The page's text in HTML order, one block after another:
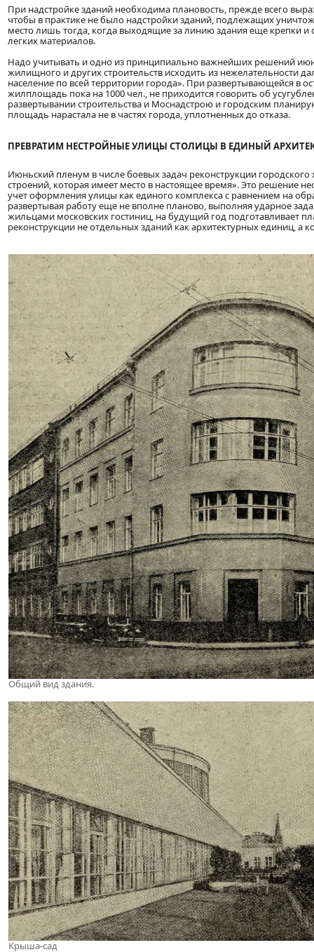
При надстройке зданий необходима плановость, прежде всего
чтобы в практике не было надстройки зданий, подлежащих
место лишь тогда, когда выходящие за линию здания еще крепки и
легких материалов.
Надо учитывать и одно из принципиально важнейших решений
жилищного и других строительств исходить из нежелательности
население по всей территории города». При развертывающейся в
жилплощадь пока на 1000 чел., не приходится говорить об
развертывании строительства и Моснадстрою и городским
площадь нарастала не в частях города, уплотненных до отказа.
ПРЕВРАТИМ НЕСТРОЙНЫЕ УЛИЦЫ СТОЛИЦЫ В ЕДИНЫЙ
Июньский пленум в числе боевых задач реконструкции городского
строений, которая имеет место в настоящее время». Это решение
учет оформления улицы как единого комплекса с равнением на
развертывая работу еще не вполне планово, выполняя ударное
жильцами московских гостиниц, на будущий год подготавливает
реконструкции не отдельных зданий как архитектурных единиц,
Общий вид здания.
Крыша-сад